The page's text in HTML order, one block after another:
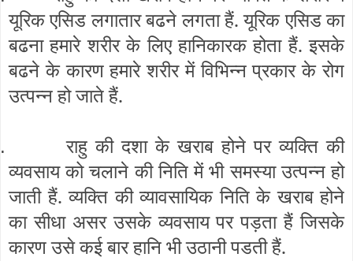
यूरिक एसिड लगातार बढने लगता हैं. यूरिक एसिड का
बढना हमारे शरीर के लिए हानिकारक होता हैं. इसके
बढने के कारण हमारे शरीर में विभिन्न प्रकार के रोग
उत्पन्न हो जाते हैं.
राहु की दशा के खराब होने पर व्यक्ति की
व्यवसाय को चलाने की निति में भी समस्या उत्पन्न हो
जाती हैं. व्यक्ति की व्यावसायिक निति के खराब होने
का सीधा असर उसके व्यवसाय पर पड़ता हैं जिसके
कारण उसे कई बार हानि भी उठानी पडती हैं.